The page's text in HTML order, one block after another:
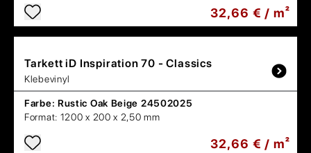
32,66 € / m²
Tarkett iD Inspiration 70 - Classics
Klebevinyl
Farbe: Rustic Oak Beige 24502025
Format: 1200 x 200 x 2,50 mm
32,66 € / m²